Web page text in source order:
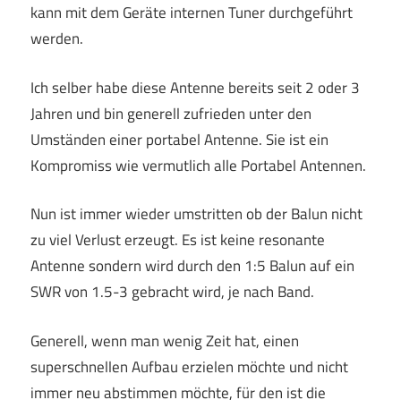
kann mit dem Geräte internen Tuner durchgeführt
werden.
Ich selber habe diese Antenne bereits seit 2 oder 3
Jahren und bin generell zufrieden unter den
Umständen einer portabel Antenne. Sie ist ein
Kompromiss wie vermutlich alle Portabel Antennen.
Nun ist immer wieder umstritten ob der Balun nicht
zu viel Verlust erzeugt. Es ist keine resonante
Antenne sondern wird durch den 1:5 Balun auf ein
SWR von 1.5-3 gebracht wird, je nach Band.
Generell, wenn man wenig Zeit hat, einen
superschnellen Aufbau erzielen möchte und nicht
immer neu abstimmen möchte, für den ist die